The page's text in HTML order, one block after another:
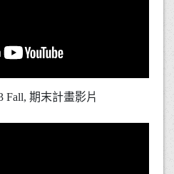
Fall, 期末計畫影片